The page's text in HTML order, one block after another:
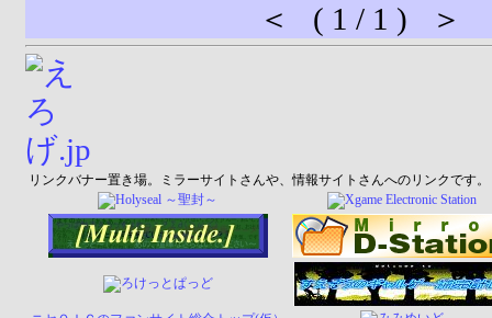
＜ ( 1 / 1 ) ＞
リンクバナー置き場。ミラーサイトさんや、情報サイトさんへのリンクです。